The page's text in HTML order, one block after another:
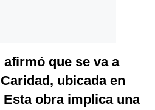
que se va a
ubicada en
obra implica una